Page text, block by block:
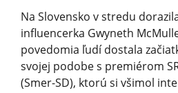
Na Slovensko v stredu
influencerka Gwyneth
povedomia ľudí dostala
svojej podobe s premiérom
(Smer-SD), ktorú si všimol